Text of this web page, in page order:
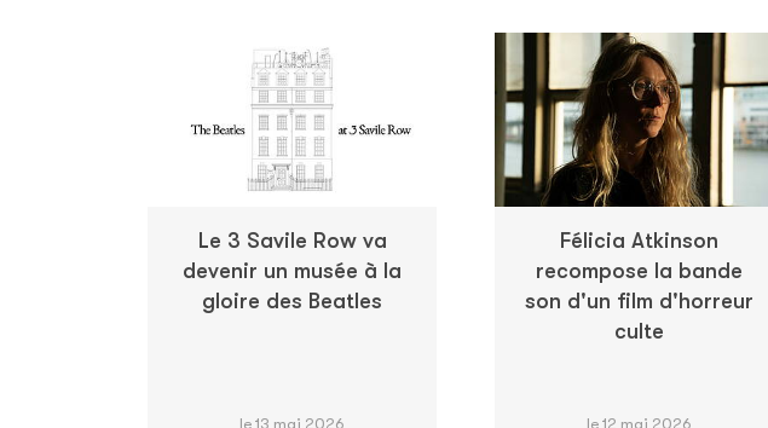
Le 3 Savile Row va
devenir un musée à la
gloire des Beatles
le 13 mai 2026
Félicia Atkinson
recompose la bande
son d'un film d'horreur
culte
le 12 mai 2026